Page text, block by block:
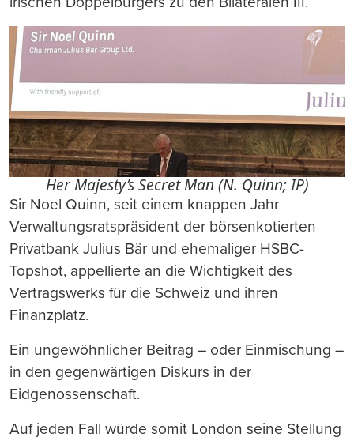
Her Majesty’s Secret Man (N. Quinn; IP)
Sir Noel Quinn, seit einem knappen Jahr
Verwaltungsratspräsident der börsenkotierten
Privatbank Julius Bär und ehemaliger HSBC-
Topshot, appellierte an die Wichtigkeit des
Vertragswerks für die Schweiz und ihren
Finanzplatz.
Ein ungewöhnlicher Beitrag – oder Einmischung –
in den gegenwärtigen Diskurs in der
Eidgenossenschaft.
Auf jeden Fall würde somit London seine Stellung